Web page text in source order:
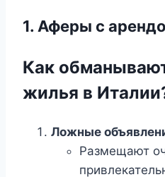
1. Аферы с
Как
жилья в
Ложные
Размещают